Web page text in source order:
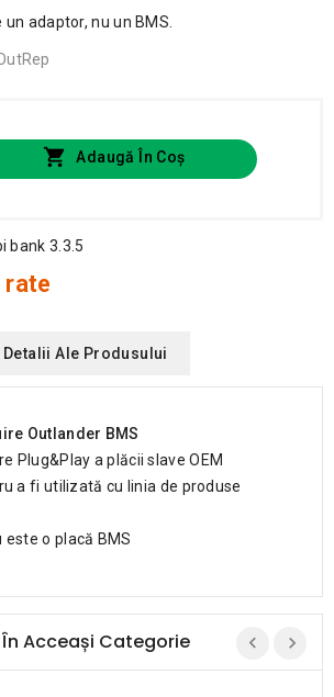
adaptor, nu un BMS.
 Adaugă În Coș
rate
Detalii Ale Produsului
Outlander BMS
Plug&Play a plăcii slave OEM
a fi utilizată cu linia de produse
este o placă BMS
Acceași Categorie